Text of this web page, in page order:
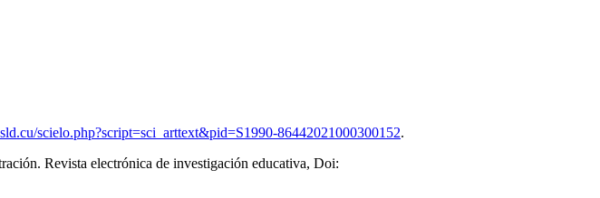
scielo.php?script=sci_arttext&pid=S1990-86442021000300152.
Revista electrónica de investigación educativa, Doi: